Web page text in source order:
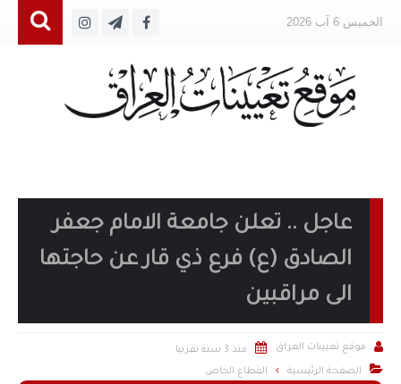
الخميس 6 آب 2026
عاجل .. تعلن جامعة الامام جعفر
الصادق (ع) فرع ذي قار عن حاجتها
الى مراقبين
 موقع تعيينات العراق  منذ 3 سنة تقريبا
 الصفحة الرئيسية القطاع الخاص